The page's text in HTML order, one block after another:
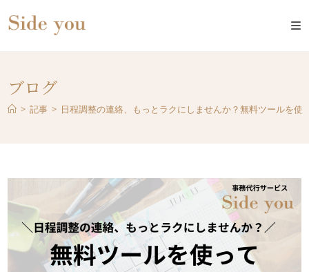
ブログ
> 記事 > 日程調整の連絡、もっとラクにしませんか？無料ツールを使